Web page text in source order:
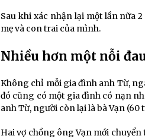
Sau khi xác nhận lại một lần nữa
mẹ và con trai của mình.
Nhiều hơn một nỗi
Không chỉ mỗi gia đình anh Từ,
đó cũng có một gia đình có nạn
anh Từ, người còn lại là bà Vạn (60
Hai vợ chồng ông Vạn mới chuyển